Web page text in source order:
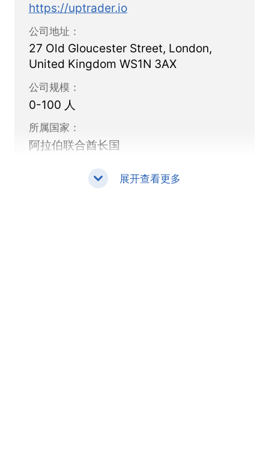
5.软件上没有订阅
6.适合启动和经验丰富的经纪人
https://uptrader.io
公司地址：
27 Old Gloucester Street, London,
United Kingdom WS1N 3AX
公司规模：
0-100 人
所属国家：
阿拉伯联合酋长国
展开查看更多